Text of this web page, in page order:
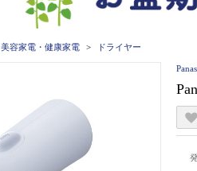
美容家電・健康家電 ドライヤー